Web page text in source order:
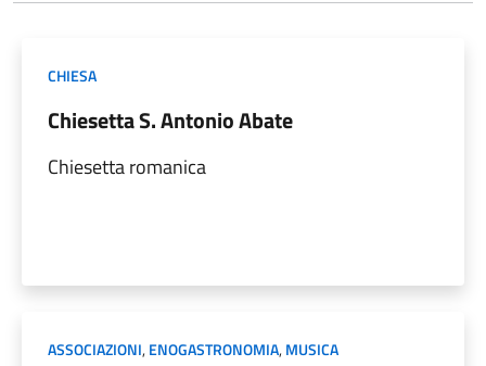
CHIESA
Chiesetta S. Antonio Abate
Chiesetta romanica
ASSOCIAZIONI,ENOGASTRONOMIA,MUSICA